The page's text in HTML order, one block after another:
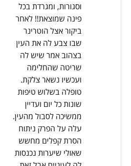
וסגורות, ומגרדת בכל
פינה שמוצאת!! לאחר
ביקור אצל הוטרינר
שבו צבע לה את העין
בצהוב אמר שיש לה
שריטה שהחלימה
ועכשיו נשאר צלקת.
טופלה בשלוש טיפות
שונות כל יום ועדיין
ממשיכה לסבול מהעין.
עלה על הפרק ניתוח
הסרת קפלים מחשש
שאולי שיערות נכנסות